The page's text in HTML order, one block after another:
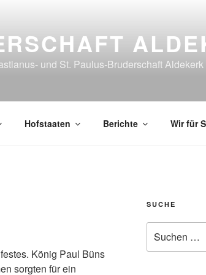
und St. Paulus-Bruderschaft Aldekerk
Hofstaaten Berichte Wir für
König Paul Büns
sorgten für ein
SUCHE
nach: